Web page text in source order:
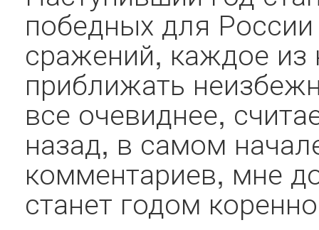
победных для
сражений, каждое из
приближать
все очевиднее,
назад, в самом
комментариев, мне
станет годом